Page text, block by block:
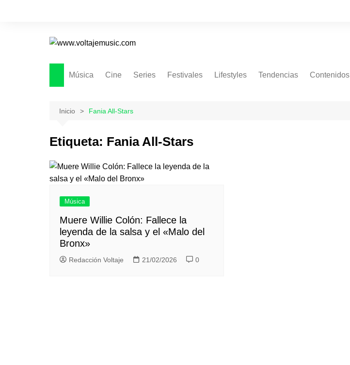
Música Cine Series Festivales Lifestyles Tendencias Contenidos
Inicio Fania All-Stars
Etiqueta: Fania All-Stars
Música
Muere Willie Colón: Fallece la
leyenda de la salsa y el «Malo del
Bronx»
Redacción Voltaje 21/02/2026 0